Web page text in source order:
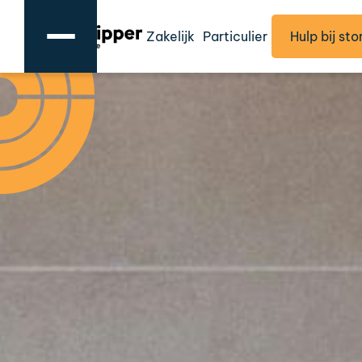
Zakelijk Particulier Hulp bij